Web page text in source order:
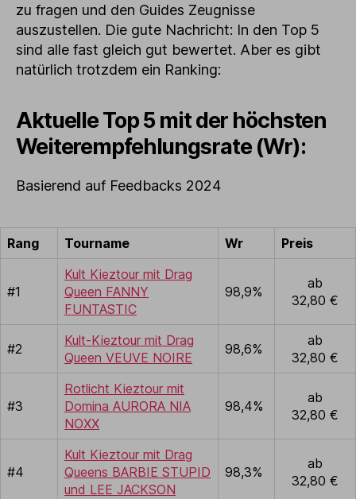
zu fragen und den Guides Zeugnisse
auszustellen. Die gute Nachricht: In den Top 5
sind alle fast gleich gut bewertet. Aber es gibt
natürlich trotzdem ein Ranking:
Aktuelle Top 5 mit der höchsten
Weiterempfehlungsrate (Wr):
Basierend auf Feedbacks 2024
Rang Tourname Wr Preis
#1
Kult Kieztour mit Drag
Queen FANNY
FUNTASTIC
98,9%
ab
32,80 €
#2
Kult-Kieztour mit Drag
Queen VEUVE NOIRE
98,6%
ab
32,80 €
#3
Rotlicht Kieztour mit
Domina AURORA NIA
NOXX
98,4%
ab
32,80 €
#4
Kult Kieztour mit Drag
Queens BARBIE STUPID
und LEE JACKSON
98,3%
ab
32,80 €